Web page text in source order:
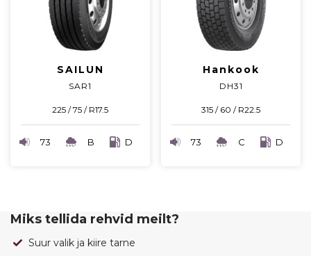
SAILUN
SAR1
225 / 75 / R17.5
73 B D
Hankook
DH31
315 / 60 / R22.5
73 C D
Miks tellida rehvid meilt?
Suur valik ja kiire tarne